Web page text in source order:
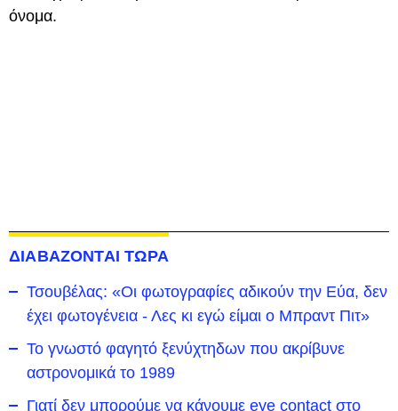
όνομα.
ΔΙΑΒΑΖΟΝΤΑΙ ΤΩΡΑ
Τσουβέλας: «Οι φωτογραφίες αδικούν την Εύα, δεν
έχει φωτογένεια - Λες κι εγώ είμαι ο Μπραντ Πιτ»
Το γνωστό φαγητό ξενύχτηδων που ακρίβυνε
αστρονομικά το 1989
Γιατί δεν μπορούμε να κάνουμε eye contact στο